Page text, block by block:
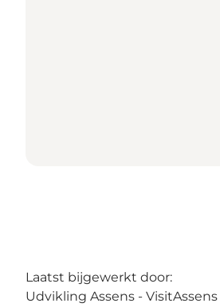
Laatst bijgewerkt door:
Udvikling Assens - VisitAssens